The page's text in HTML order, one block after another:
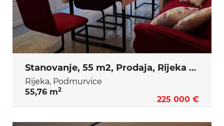
Stanovanje, 55 m2, Prodaja, Rijeka - Podmurvice
Rijeka, Podmurvice
55,76 m2
225 000 €